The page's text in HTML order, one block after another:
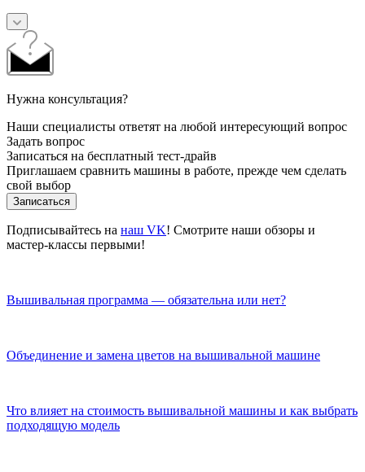
Нужна консультация?
Наши специалисты ответят на любой интересующий вопрос
Задать вопрос
Записаться на бесплатный тест-драйв
Приглашаем сравнить машины в работе, прежде чем сделать
свой выбор
Записаться
Подписывайтесь на наш VK! Смотрите наши обзоры и
мастер-классы первыми!
Вышивальная программа — обязательна или нет?
Объединение и замена цветов на вышивальной машине
Что влияет на стоимость вышивальной машины и как выбрать
подходящую модель